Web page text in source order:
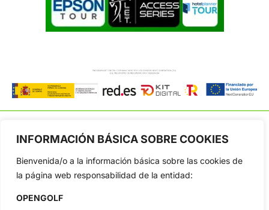
INFORMACIÓN BÁSICA SOBRE COOKIES
Bienvenida/o a la información básica sobre las cookies de
la página web responsabilidad de la entidad:
OPENGOLF
OpenGolf ofrece toda la actualidad, información del golf
profesional y amateur, resultados en directo, vídeos, noticias,